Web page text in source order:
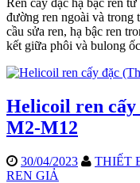
đường ren ngoài và trong
cầu sửa ren, hạ bậc ren
kết giữa phôi và bulong
Helicoil ren cấy
M2-M12
30/04/2023 THIẾT
REN GIẢ